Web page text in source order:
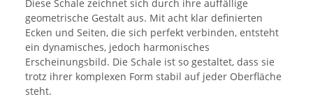
Diese Schale zeichnet sich durch ihre auffällige
geometrische Gestalt aus. Mit acht klar definierten
Ecken und Seiten, die sich perfekt verbinden, entsteht
ein dynamisches, jedoch harmonisches
Erscheinungsbild. Die Schale ist so gestaltet, dass sie
trotz ihrer komplexen Form stabil auf jeder Oberfläche
steht.